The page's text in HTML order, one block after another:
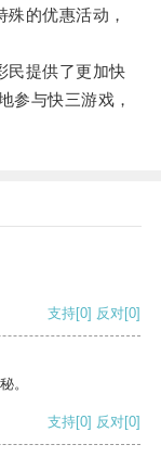
的优惠活动，
提供了更加快
参与快三游戏，
支持[0] 反对[0]
。
支持[0] 反对[0]